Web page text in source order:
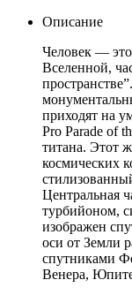
Описание
Человек — это
Вселенной,
приходят на
Pro Parade of
титана. Этот
космических
Центральная
турбийоном,
изображен
оси от Земли
спутниками
Венера,